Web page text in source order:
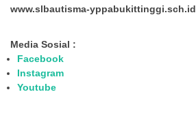
www.slbautisma-yppabukittinggi.sch.id
Media Sosial :
Facebook
Instagram
Youtube